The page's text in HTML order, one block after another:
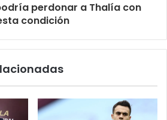
perdonar a Thalía con
condición